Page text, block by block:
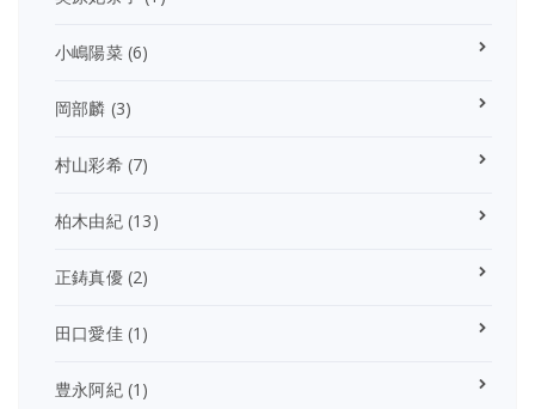
小嶋陽菜(6)
岡部麟 (3)
村山彩希(7)
柏木由紀(13)
正鋳真優(2)
田口愛佳(1)
豊永阿紀(1)